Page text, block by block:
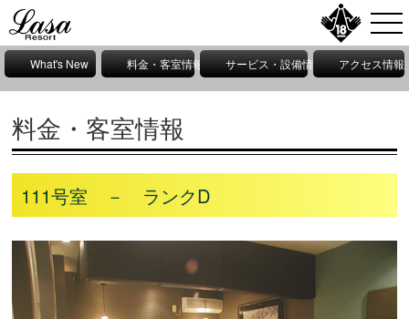
What's New 料金・客室情報 サービス・設備情報 アクセス情報
料金・客室情報
111号室 － ランクD